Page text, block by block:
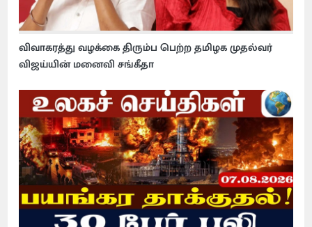
விவாகரத்து வழக்கை திரும்ப பெற்ற தமிழக முதல்வர்
விஜய்யின் மனைவி சங்கீதா